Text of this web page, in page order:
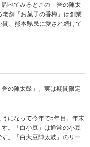
べてみるとこの「誉の陣太
舗「お菓子の香梅」は創業
、熊本県民に愛され続けて
の陣太鼓」。実は期間限定
になって今年で5年目。年末
。「白小豆」は通常の小豆
。「白大豆陣太鼓」のリー